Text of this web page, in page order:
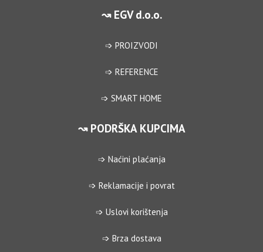
↝ EGV d.o.o.
➩ PROIZVODI
➩ REFERENCE
➩ SMART HOME
↝ PODRŠKA KUPCIMA
➩ Naćini plaćanja
➩ Reklamacije i povrat
➩ Uslovi korištenja
➩ Brza dostava